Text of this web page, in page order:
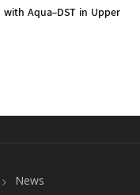
Aqua-DST in Upper
News